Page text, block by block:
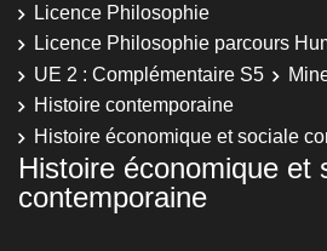
Licence Philosophie
Licence Philosophie parcours
UE 2 : Complémentaire S5
Histoire contemporaine
Histoire économique et sociale
Histoire économique et
contemporaine